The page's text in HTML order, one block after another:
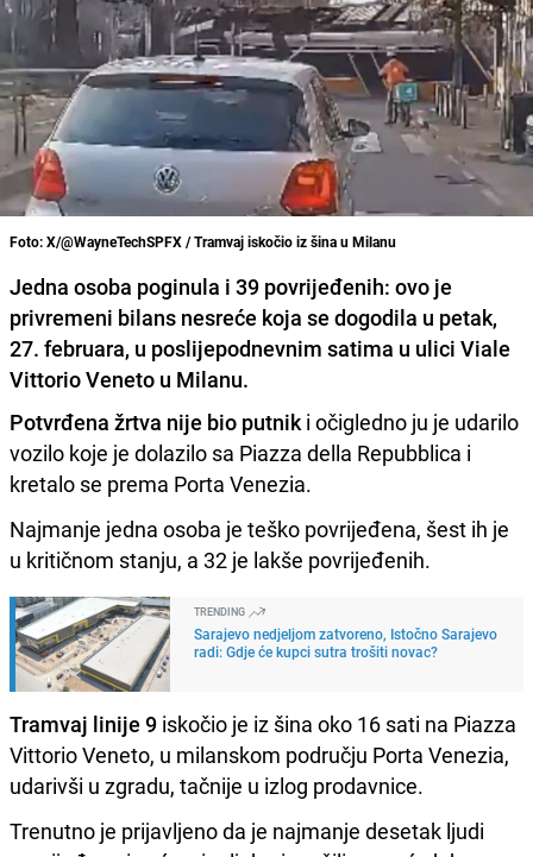
Foto: X/@WayneTechSPFX / Tramvaj iskočio iz šina u Milanu
Jedna osoba poginula i 39 povrijeđenih: ovo je
privremeni bilans nesreće koja se dogodila u petak,
27. februara, u poslijepodnevnim satima u ulici Viale
Vittorio Veneto u Milanu.
Potvrđena žrtva nije bio putnik i očigledno ju je udarilo
vozilo koje je dolazilo sa Piazza della Repubblica i
kretalo se prema Porta Venezia.
Najmanje jedna osoba je teško povrijeđena, šest ih je
u kritičnom stanju, a 32 je lakše povrijeđenih.
TRENDING
Sarajevo nedjeljom zatvoreno, Istočno Sarajevo
radi: Gdje će kupci sutra trošiti novac?
Tramvaj linije 9 iskočio je iz šina oko 16 sati na Piazza
Vittorio Veneto, u milanskom području Porta Venezia,
udarivši u zgradu, tačnije u izlog prodavnice.
Trenutno je prijavljeno da je najmanje desetak ljudi